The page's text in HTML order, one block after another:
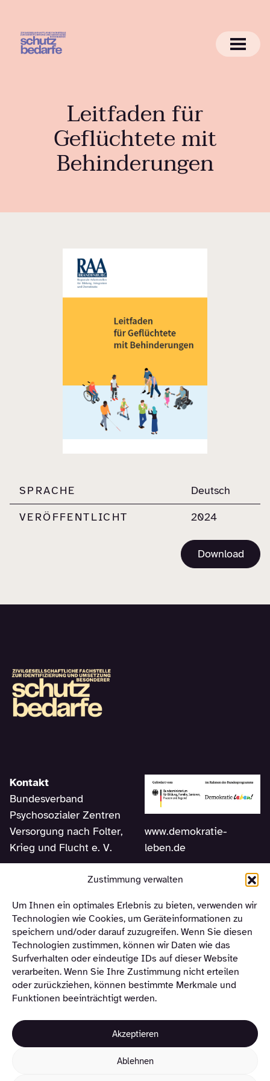
Zustimmung verwalten
Um Ihnen ein optimales Erlebnis zu bieten, verwenden wir
Technologien wie Cookies, um Geräteinformationen zu
speichern und/oder darauf zuzugreifen. Wenn Sie diesen
Technologien zustimmen, können wir Daten wie das
Surfverhalten oder eindeutige IDs auf dieser Website
verarbeiten. Wenn Sie Ihre Zustimmung nicht erteilen
oder zurückziehen, können bestimmte Merkmale und
Funktionen beeinträchtigt werden.
Akzeptieren
Ablehnen
Leitfaden für
Geflüchtete mit
Behinderungen
SPRACHE
Deutsch
VERÖFFENTLICHT
2024
Download
Kontakt
Bundesverband
Psychosozialer Zentren
Versorgung nach Folter,
Krieg und Flucht e. V.
Telefon +49 (0) 30 –
310 12 463
www.demokratie-
leben.de
Hier können Sie unseren